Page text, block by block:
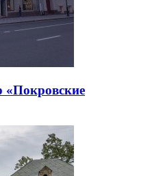
«Покровские